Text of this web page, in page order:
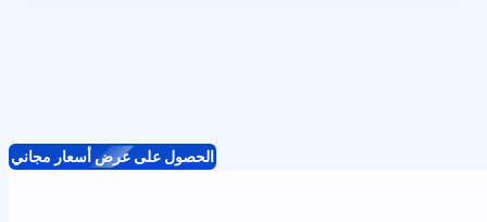
الحصول على عرض أسعار مجاني